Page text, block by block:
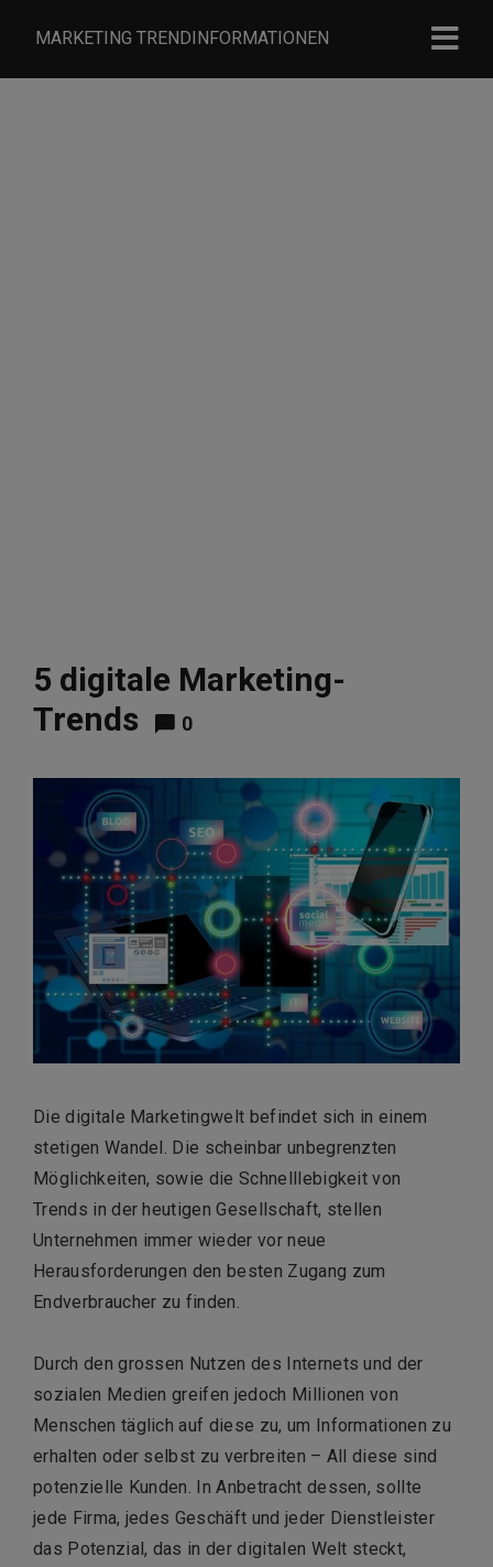
MARKETING TRENDINFORMATIONEN
5 digitale Marketing-
Trends
0
Die digitale Marketingwelt befindet sich in einem
stetigen Wandel. Die scheinbar unbegrenzten
Möglichkeiten, sowie die Schnelllebigkeit von
Trends in der heutigen Gesellschaft, stellen
Unternehmen immer wieder vor neue
Herausforderungen den besten Zugang zum
Endverbraucher zu finden.
Durch den grossen Nutzen des Internets und der
sozialen Medien greifen jedoch Millionen von
Menschen täglich auf diese zu, um Informationen zu
erhalten oder selbst zu verbreiten – All diese sind
potenzielle Kunden. In Anbetracht dessen, sollte
jede Firma, jedes Geschäft und jeder Dienstleister
das Potenzial, das in der digitalen Welt steckt,